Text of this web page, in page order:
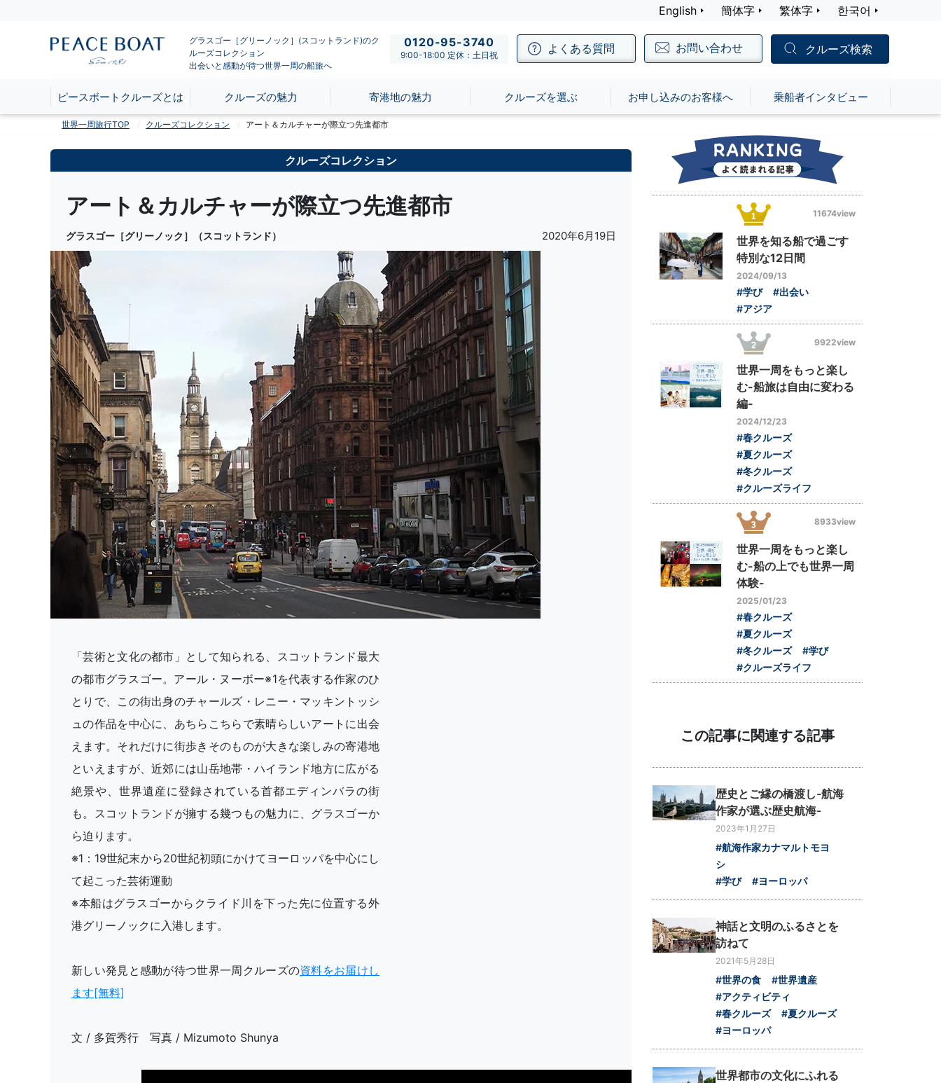
English 簡体字 繁体字 한국어
グラスゴー［グリーノック］(スコットランド)のク
ルーズコレクション
出会いと感動が待つ世界一周の船旅へ
0120-95-3740
9:00-18:00 定休：土日祝 よくある質問 お問い合わせ クルーズ検索
ピースボートクルーズとは クルーズの魅力 寄港地の魅力 クルーズを選ぶ お申し込みのお客様へ 乗船者インタビュー
世界一周旅行TOP クルーズコレクション アート＆カルチャーが際立つ先進都市
クルーズコレクション
アート＆カルチャーが際立つ先進都市
グラスゴー［グリーノック］（スコットランド） 2020年6月19日
「芸術と文化の都市」として知られる、スコットランド最大
の都市グラスゴー。アール・ヌーボー※1を代表する作家のひ
とりで、この街出身のチャールズ・レニー・マッキントッシ
ュの作品を中心に、あちらこちらで素晴らしいアートに出会
えます。それだけに街歩きそのものが大きな楽しみの寄港地
といえますが、近郊には山岳地帯・ハイランド地方に広がる
絶景や、世界遺産に登録されている首都エディンバラの街
も。スコットランドが擁する幾つもの魅力に、グラスゴーか
ら迫ります。
※1：19世紀末から20世紀初頭にかけてヨーロッパを中心にし
て起こった芸術運動
※本船はグラスゴーからクライド川を下った先に位置する外
港グリーノックに入港します。
新しい発見と感動が待つ世界一周クルーズの資料をお届けし
ます[無料]
文 / 多賀秀行 写真 / Mizumoto Shunya
11674view
世界を知る船で過ごす
特別な12日間
2024/09/13
#学び
#出会い
#アジア
9922view
世界一周をもっと楽し
む-船旅は自由に変わる
編-
2024/12/23
#春クルーズ
#夏クルーズ
#冬クルーズ
#クルーズライフ
8933view
世界一周をもっと楽し
む-船の上でも世界一周
体験-
2025/01/23
#春クルーズ
#夏クルーズ
#冬クルーズ
#学び
#クルーズライフ
この記事に関連する記事
歴史とご縁の橋渡し-航海
作家が選ぶ歴史航海-
2023年1月27日
#航海作家カナマルトモヨ
シ
#学び
#ヨーロッパ
神話と文明のふるさとを
訪ねて
2021年5月28日
#世界の食
#世界遺産
#アクティビティ
#春クルーズ
#夏クルーズ
#ヨーロッパ
世界都市の文化にふれる